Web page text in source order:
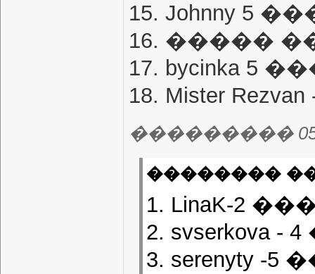
15. Johnny 5
16. �����
17. bycinka 5
18. Mister
���������
��������
1. LinaK-2
2. svserkova
3. serenyty